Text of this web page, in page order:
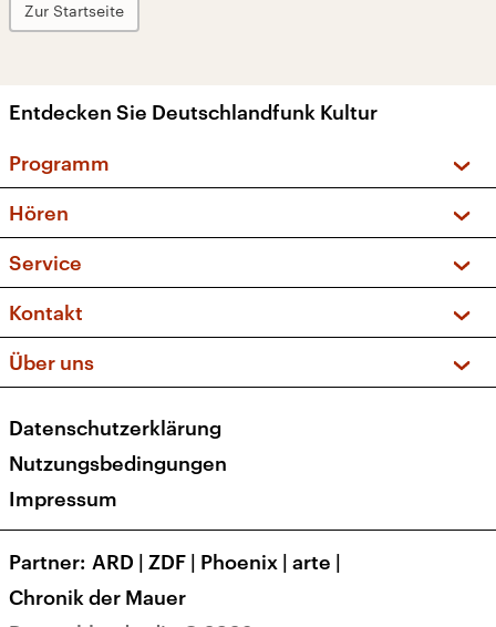
Zur Startseite
Entdecken Sie Deutschlandfunk Kultur
Programm
Sendungen und Podcasts
Musikliste
Kakadu – Das Kinderprogramm
Hören
Frequenzen (UKW + DAB+)
Service
FAQ
Apps
Newsletter
Veranstaltungen
Kontakt
Social Media
Über uns
Presse
Karriere
Transparenz
Datenschutzerklärung
Nutzungsbedingungen
Impressum
Partner ARD | ZDF | Phoenix | arte |
Chronik der Mauer